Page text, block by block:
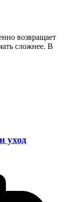
возвращает
сложнее. В
уход